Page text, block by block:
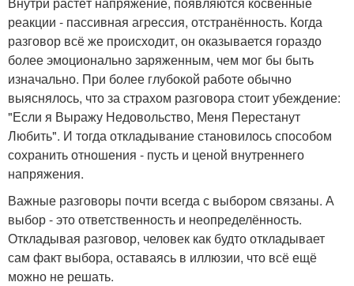
реакции - пассивная агрессия, отстранённость. Когда
разговор всё же происходит, он оказывается гораздо
более эмоционально заряженным, чем мог бы быть
изначально. При более глубокой работе обычно
выяснялось, что за страхом разговора стоит убеждение:
"Если я Выражу Недовольство, Меня Перестанут
Любить". И тогда откладывание становилось способом
сохранить отношения - пусть и ценой внутреннего
напряжения.
Важные разговоры почти всегда с выбором связаны. А
выбор - это ответственность и неопределённость.
Откладывая разговор, человек как будто откладывает
сам факт выбора, оставаясь в иллюзии, что всё ещё
можно не решать.